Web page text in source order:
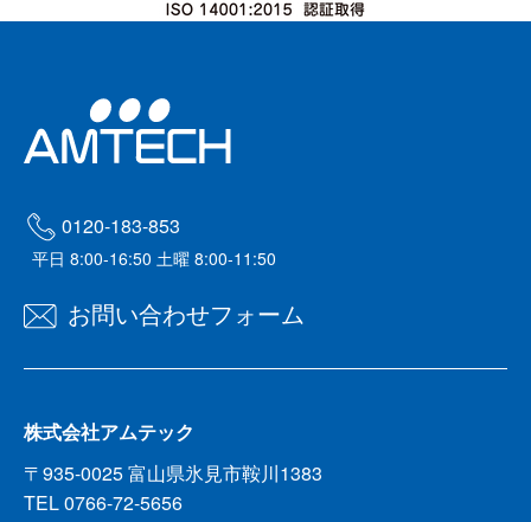
0120-183-853
平日 8:00-16:50 土曜 8:00-11:50
お問い合わせフォーム
株式会社アムテック
〒935-0025 富山県氷見市鞍川1383
TEL 0766-72-5656